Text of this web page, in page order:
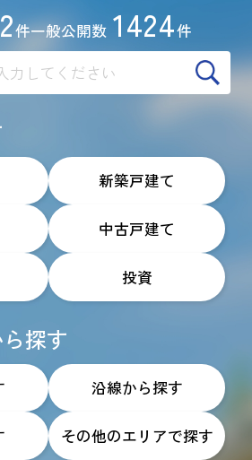
件一般公開数 1424件
新築戸建て
中古戸建て
投資
探す
沿線から探す
その他のエリアで探す